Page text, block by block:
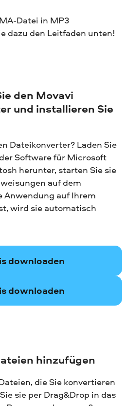
Datei in MP3
dazu den Leitfaden unten!
den Movavi
und installieren Sie
Dateikonverter? Laden Sie
Software für Microsoft
herunter, starten Sie sie
auf dem
Anwendung auf Ihrem
wird sie automatisch
downloaden
downloaden
hinzufügen
die Sie konvertieren
sie per Drag&Drop in das